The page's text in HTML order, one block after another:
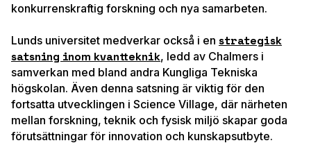
konkurrenskraftig forskning och nya samarbeten.
Lunds universitet medverkar också i en strategisk
satsning inom kvantteknik, ledd av Chalmers i
samverkan med bland andra Kungliga Tekniska
högskolan. Även denna satsning är viktig för den
fortsatta utvecklingen i Science Village, där närheten
mellan forskning, teknik och fysisk miljö skapar goda
förutsättningar för innovation och kunskapsutbyte.